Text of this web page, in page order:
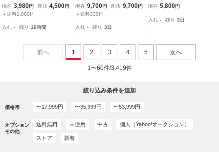
LLIAMS】NMD HUMAN
RACE TRAIL HU #AC736
ディダス,ファレルウィリ
現在 3,980円 即決 4,500円
＋送料1,000円
入札 - 残り 19時間
GE ブラック メンズ
現在 9,700円 即決 9,700円
＋送料330円
入札 - 残り 3日
マモト アディダス 水着
フィットネス ブラトップ
現在 5,800円
入札 - 残り 3日
前へ 1 2 3 4 5 次へ
1〜60件/3,419件
絞り込み条件を追加
価格帯 〜17,999円 〜35,999円 〜53,999円
オプション
その他
送料無料 未使用 中古 個人（Yahoo!オークション）
ストア 新着